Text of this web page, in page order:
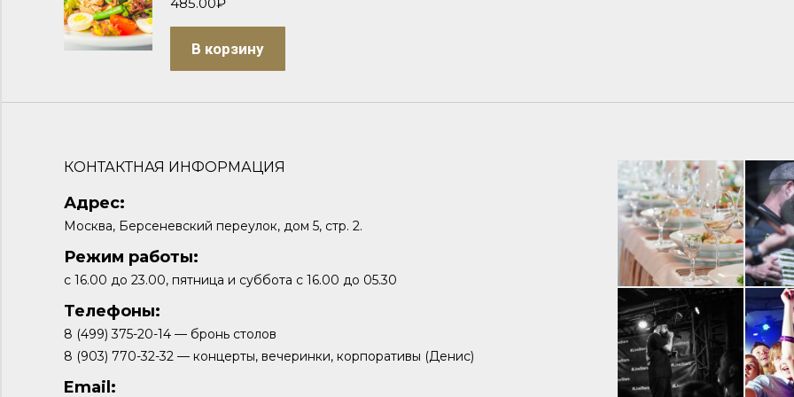
В корзину
КОНТАКТНАЯ ИНФОРМАЦИЯ
Адрес:
Москва, Берсеневский переулок, дом 5, стр. 2.
Режим работы:
с 16.00 до 23.00, пятница и суббота с 16.00 до 05.30
Телефоны:
8 (499) 375-20-14 — бронь столов
8 (903) 770-32-32 — концерты, вечеринки, корпоративы (Денис)
Email: